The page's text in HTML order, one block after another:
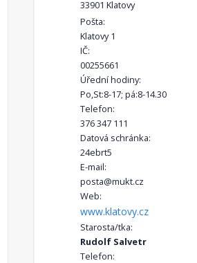
33901 Klatovy
Pošta:
Klatovy 1
IČ:
00255661
Úřední hodiny:
Po,St:8-17; pá:8-14.30
Telefon:
376 347 111
Datová schránka:
24ebrt5
E-mail:
posta@mukt.cz
Web:
www.klatovy.cz
Starosta/tka:
Rudolf Salvetr
Telefon: